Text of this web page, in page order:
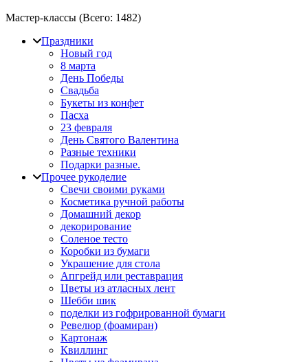
Мастер-классы (Всего: 1482)
Праздники
Новый год
8 марта
День Победы
Свадьба
Букеты из конфет
Пасха
23 февраля
День Святого Валентина
Разные техники
Подарки разные.
Прочее рукоделие
Свечи своими руками
Косметика ручной работы
Домашний декор
декорирование
Соленое тесто
Коробки из бумаги
Украшение для стола
Апгрейд или реставрация
Цветы из атласных лент
Шебби шик
поделки из гофрированной бумаги
Ревелюр (фоамиран)
Картонаж
Квиллинг